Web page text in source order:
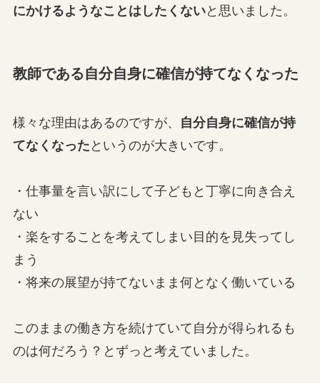
にかけるようなことはしたくないと思いました。
教師である自分自身に確信が持てなくなった
様々な理由はあるのですが、
自分自身に確信が持
てなくなった というのが大きいです。
・仕事量を言い訳にして子どもと丁寧に向き合え
ない
・楽をすることを考えてしまい目的を見失ってし
まう
・将来の展望が持てないまま何となく働いている
このままの働き方を続けていて自分が得られるも
のは何だろう？とずっと考えていました。